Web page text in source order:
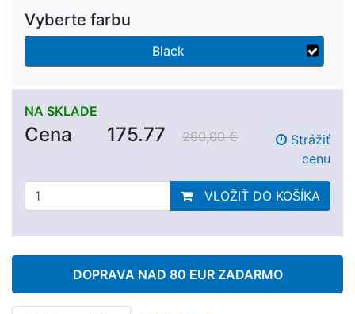
Vyberte farbu
Black
NA SKLADE
Cena 175.77 260,00 €
Strážiť
cenu
VLOŽIŤ DO KOŠÍKA
DOPRAVA NAD 80 EUR ZADARMO